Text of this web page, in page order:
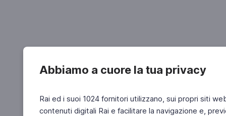
Abbiamo a cuore la tua privacy
Rai ed i suoi 1024 fornitori utilizzano, sui propri siti
contenuti digitali Rai e facilitare la navigazione e,